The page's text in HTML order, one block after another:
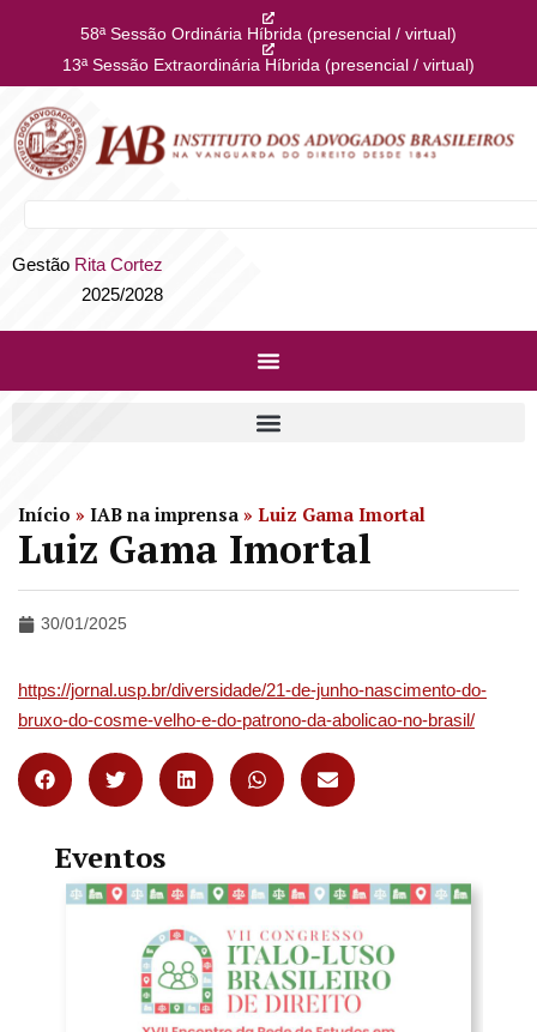
58ª Sessão Ordinária Híbrida (presencial / virtual)
13ª Sessão Extraordinária Híbrida (presencial / virtual)
Gestão Rita Cortez
2025/2028
Início » IAB na imprensa » Luiz Gama Imortal
Luiz Gama Imortal
30/01/2025
https://jornal.usp.br/diversidade/21-de-junho-nascimento-do-
bruxo-do-cosme-velho-e-do-patrono-da-abolicao-no-brasil/
Eventos